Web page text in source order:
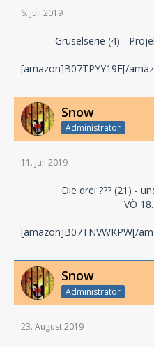
6. Juli 2019
Gruselserie (4) -
[amazon]B07TPYY19F[/
Snow
Administrator
11. Juli 2019
Die drei ??? (21) -
VÖ
[amazon]B07TNVWKPW[/
Snow
Administrator
23. August 2019